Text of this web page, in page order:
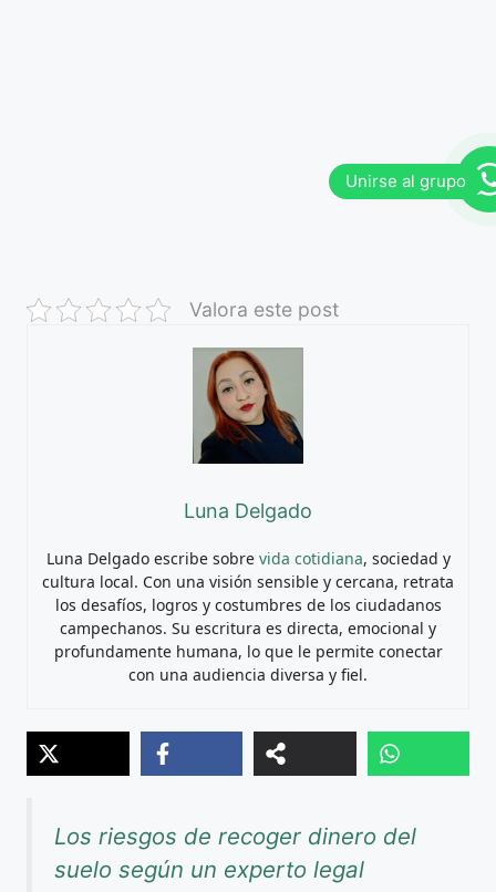
Valora este post
Luna Delgado
Luna Delgado escribe sobre vida cotidiana, sociedad y
cultura local. Con una visión sensible y cercana, retrata
los desafíos, logros y costumbres de los ciudadanos
campechanos. Su escritura es directa, emocional y
profundamente humana, lo que le permite conectar
con una audiencia diversa y fiel.
Los riesgos de recoger dinero del
suelo según un experto legal